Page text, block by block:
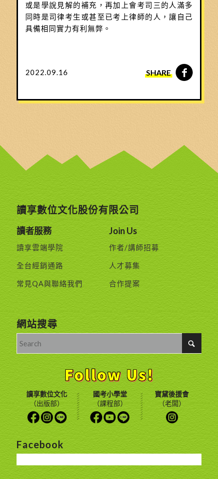
或是學說見解的補充，再加上會考司三的人滿多
同時是司律考生或甚至已考上律師的人，讓自己
具備相同實力有利無弊。
2022.09.16 SHARE
讀享數位文化股份有限公司
讀者服務
讀享雲端學院
全台經銷通路
常見QA與聯絡我們
Join Us
作者/講師招募
人才募集
合作提案
網站搜尋
讀享數位文化
（出版部）
國考小學堂
（課程部）
寶黛後援會
（老闆）
Facebook